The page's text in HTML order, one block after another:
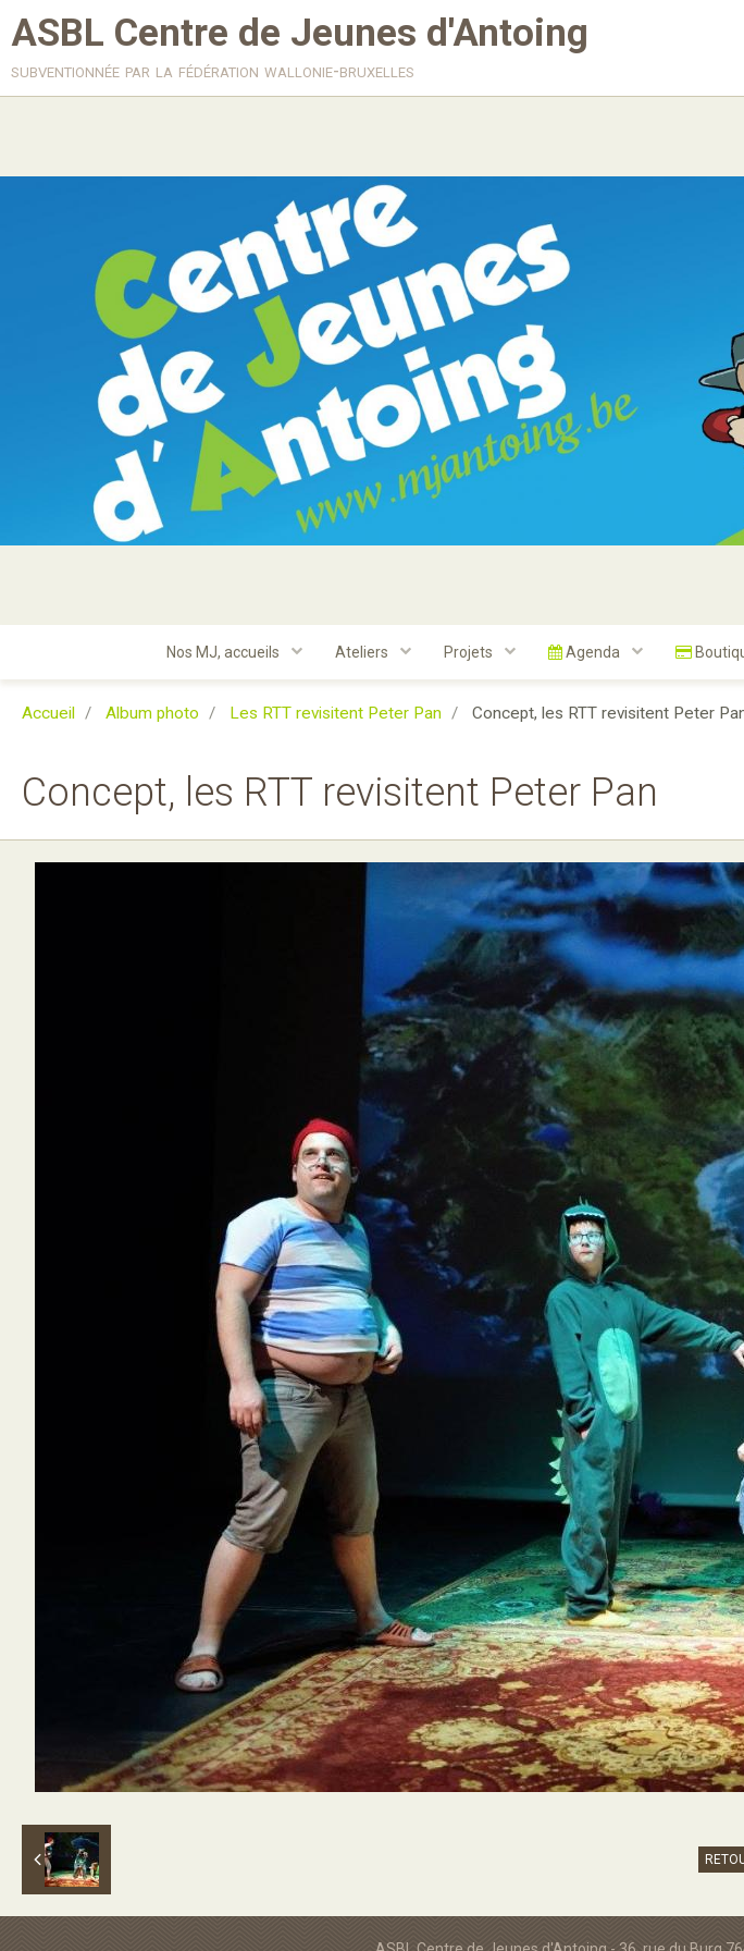
ASBL Centre de Jeunes d'Antoing
subventionnée par la fédération wallonie-bruxelles
Nos MJ, accueils Ateliers Projets Agenda
Accueil Album photo Les RTT revisitent Peter Pan Concept, les RTT revisitent Peter
Concept, les RTT revisitent Peter Pan